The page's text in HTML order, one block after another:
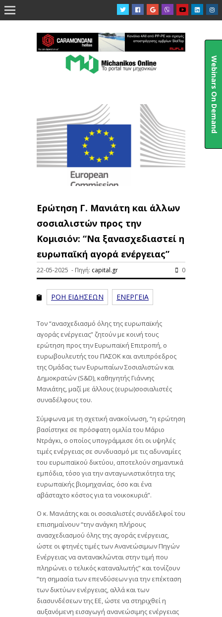

Ερώτηση Γ. Μανιάτη και άλλων
σοσιαλιστών προς την
Κομισιόν: “Να ξανασχεδιαστεί η
ευρωπαϊκή αγορά ενέργειας”
22-05-2025 - Πηγή: capital.gr 0
ΡΟΗ ΕΙΔΗΣΕΩΝ ΕΝΕΡΓΕΙΑ
Τον “ανασχεδιασμό όλης της ευρωπαϊκής
αγοράς ενέργειας” ζητούν με κοινή τους
ερώτηση προς την Ευρωπαϊκή Επιτροπή, ο
ευρωβουλευτής του ΠΑΣΟΚ και αντιπρόεδρος
της Ομάδας των Ευρωπαίων Σοσιαλιστών και
Δημοκρατών (S&D), καθηγητής Γιάννης
Μανιάτης, μαζί με άλλους (ευρω)σοσιαλιστές
συναδέλφους του.
Σύμφωνα με τη σχετική ανακοίνωση, “η ερώτηση
βασίστηκε σε πρόσφατη ομιλία του Μάριο
Ντράγκι, ο οποίος υπογράμμισε ότι οι υψηλές
τιμές ενέργειας σε συνδυασμό με τις αδυναμίες
του ευρωπαϊκού δικτύου, αποτελούν σημαντικά
εμπόδια, τόσο για την ανταγωνιστικότητα της
ευρωπαϊκής βιομηχανίας, όσο και ένα
αβάσταχτο κόστος για τα νοικοκυριά”.
Ο κ. Μανιάτης και οι σοσιαλιστές συνάδελφοί του
επισημαίνουν “την ανάγκη πλήρους
ανασχεδιασμού όλης της αγοράς ενέργειας,
ώστε οι φτηνές τιμές των Ανανεώσιμων Πηγών
Ενέργειας να αντανακλώνται στην τιμή που
πληρώνει ο τελικός καταναλωτής” και τονίζουν
“τη σημασία των επενδύσεων για την επέκταση
των δικτύων ενέργειας, αλλά και των
διασυνδέσεων της ΕΕ, ώστε να στηριχθεί η
αυξανόμενη εισαγωγή ανανεώσιμης ενέργειας
Webinars On Demand